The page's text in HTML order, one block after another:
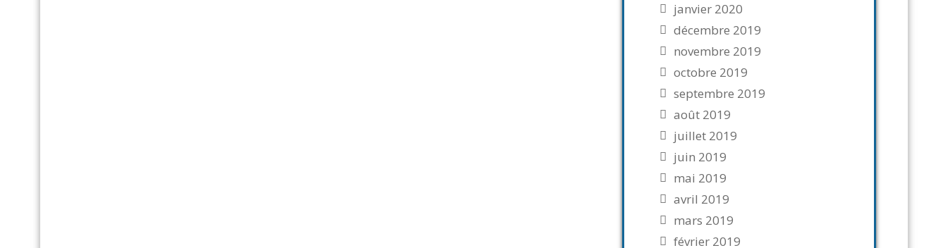
janvier 2020
décembre 2019
novembre 2019
octobre 2019
septembre 2019
août 2019
juillet 2019
juin 2019
mai 2019
avril 2019
mars 2019
février 2019